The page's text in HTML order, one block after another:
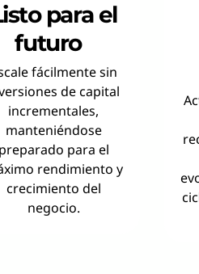
para el
futuro
fácilmente sin
de capital
incrementales,
manteniéndose
preparado para el
rendimiento y
crecimiento del
negocio.